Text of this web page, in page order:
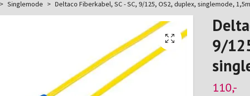
Singlemode Deltaco Fiberkabel, SC - SC, 9/125, OS2, duplex, singlemode, 1,5m
9/
110,-